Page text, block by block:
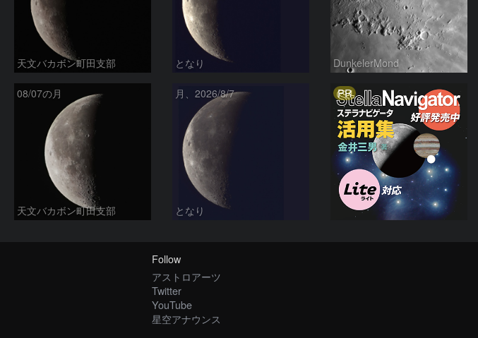
天文バカボン町田支部 となり DunkelerMond
08/07の月
天文バカボン町田支部
月、2026/8/7
となり
PR
Follow
アストロアーツ
Twitter
YouTube
星空アナウンス